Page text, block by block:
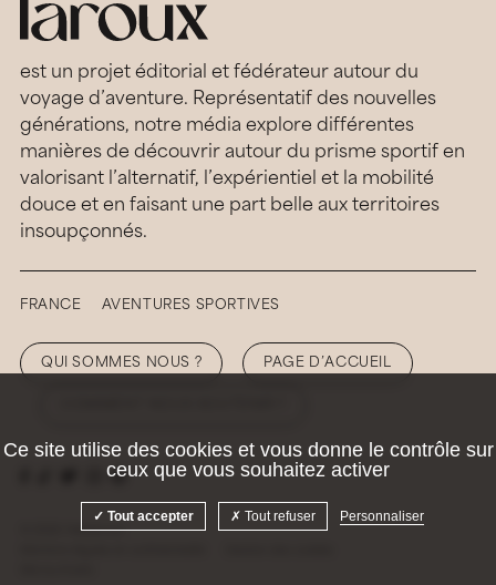
est un projet éditorial et fédérateur autour du
voyage d’aventure. Représentatif des nouvelles
générations, notre média explore différentes
manières de découvrir autour du prisme sportif en
valorisant l’alternatif, l’expérientiel et la mobilité
douce et en faisant une part belle aux territoires
insoupçonnés.
FRANCE AVENTURES SPORTIVES
QUI SOMMES NOUS ? PAGE D’ACCUEIL
© 2026 Hellolaroux
Ce site utilise des cookies et vous donne le contrôle sur
ceux que vous souhaitez activer
Tout accepter Tout refuser Personnaliser